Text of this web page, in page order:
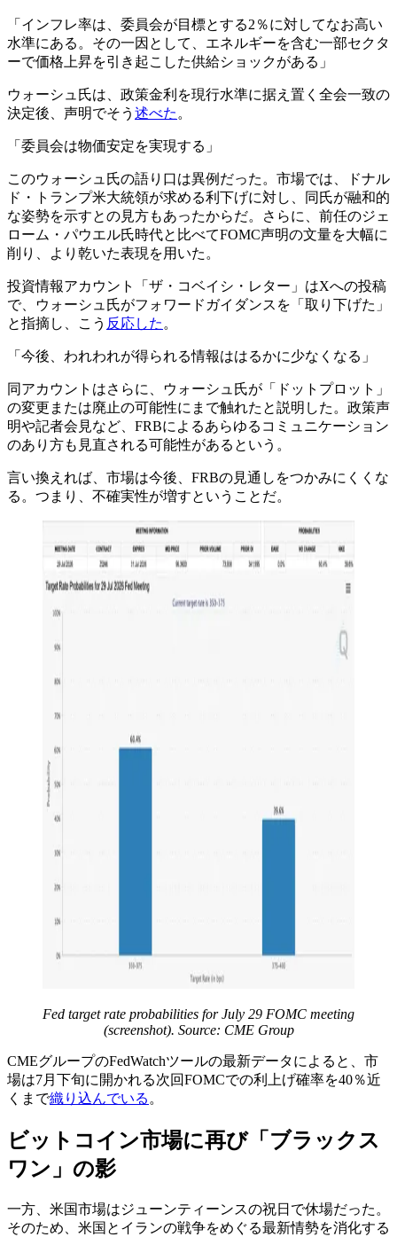
「インフレ率は、委員会が目標とする2％に対してなお高い
水準にある。その一因として、エネルギーを含む一部セクタ
ーで価格上昇を引き起こした供給ショックがある」
ウォーシュ氏は、政策金利を現行水準に据え置く全会一致の
決定後、声明でそう 述べた 。
「委員会は物価安定を実現する」
このウォーシュ氏の語り口は異例だった。市場では、ドナル
ド・トランプ米大統領が求める利下げに対し、同氏が融和的
な姿勢を示すとの見方もあったからだ。さらに、前任のジェ
ローム・パウエル氏時代と比べてFOMC声明の文量を大幅に
削り、より乾いた表現を用いた。
投資情報アカウント「ザ・コベイシ・レター」はXへの投稿
で、ウォーシュ氏がフォワードガイダンスを「取り下げた」
と指摘し、こう 反応した 。
「今後、われわれが得られる情報ははるかに少なくなる」
同アカウントはさらに、ウォーシュ氏が「ドットプロット」
の変更または廃止の可能性にまで触れたと説明した。政策声
明や記者会見など、FRBによるあらゆるコミュニケーション
のあり方も見直される可能性があるという。
言い換えれば、市場は今後、FRBの見通しをつかみにくくな
る。つまり、不確実性が増すということだ。
Fed target rate probabilities for July 29 FOMC meeting
(screenshot). Source: CME Group
CMEグループのFedWatchツールの最新データによると、市
場は7月下旬に開かれる次回FOMCでの利上げ確率を40％近
くまで織り込んでいる 。
ビットコイン市場に再び「ブラックス
ワン」の影
一方、米国市場はジューンティーンスの祝日で休場だった。
そのため、米国とイランの戦争をめぐる最新情勢を消化する